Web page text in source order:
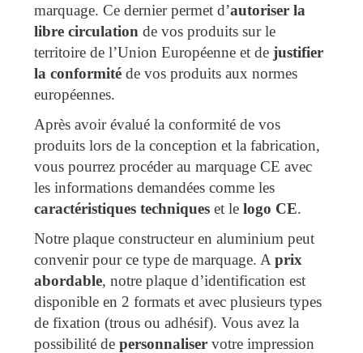
marquage. Ce dernier permet d’autoriser la
libre circulation de vos produits sur le
territoire de l’Union Européenne et de justifier
la conformité de vos produits aux normes
européennes.
Après avoir évalué la conformité de vos
produits lors de la conception et la fabrication,
vous pourrez procéder au marquage CE avec
les informations demandées comme les
caractéristiques techniques et le logo CE.
Notre plaque constructeur en aluminium peut
convenir pour ce type de marquage. A prix
abordable, notre plaque d’identification est
disponible en 2 formats et avec plusieurs types
de fixation (trous ou adhésif). Vous avez la
possibilité de personnaliser votre impression